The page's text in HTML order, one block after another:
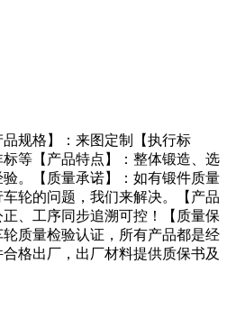
品规格】：来图定制【执行标
等【产品特点】：整体锻造、选
。【质量承诺】：如有锻件质量
轮的问题，我们来解决。【产品
、工序同步追溯可控！【质量保
质量检验认证，所有产品都是经
格出厂，出厂材料提供质保书及